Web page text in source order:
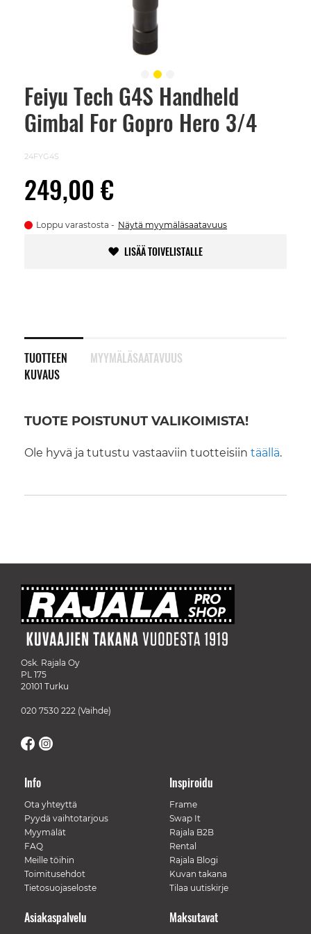
Feiyu Tech G4S Handheld
Gimbal For Gopro Hero 3/4
24FYG4S
249,00 €
Loppu varastosta Näytä myymäläsaatavuus
LISÄÄ TOIVELISTALLE
TUOTTEEN
KUVAUS
TUOTE POISTUNUT VALIKOIMISTA!
Ole hyvä ja tutustu vastaaviin tuotteisiin täällä.
MYYMÄLÄSAATAVUUS
Skip
beginning
images
Osk. Rajala Oy
PL 175
20101 Turku
020 7530 222 (Vaihde)
Info
Ota yhteyttä
Pyydä vaihtotarjous
Myymälät
FAQ
Meille töihin
Toimitusehdot
Tietosuojaseloste
Inspiroidu
Frame
Swap It
Rajala B2B
Rental
Rajala Blogi
Kuvan takana
Tilaa uutiskirje
Maksutavat
Asiakaspalvelu